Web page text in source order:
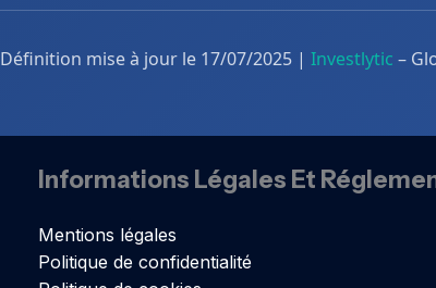
Définition mise à jour le 17/07/2025 | Investlytic –
Informations Légales Et
Mentions légales
Politique de confidentialité